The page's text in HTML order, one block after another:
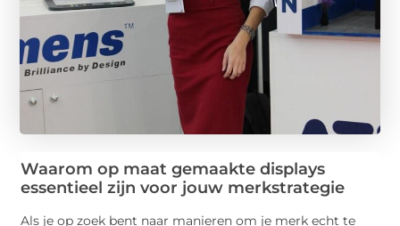
Waarom op maat gemaakte displays
essentieel zijn voor jouw merkstrategie
Als je op zoek bent naar manieren om je merk echt te